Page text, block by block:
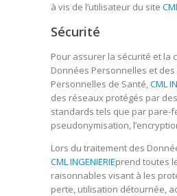
à vis de l’utilisateur du site
Sécurité
Pour assurer la sécurité et la
Données Personnelles et
Personnelles de Santé,CML
des réseaux protégés par
standards tels que par pare-
pseudonymisation,
Lors du traitement des
CML INGENIERIEprend toutes
raisonnables visant à les
perte, utilisation détournée,